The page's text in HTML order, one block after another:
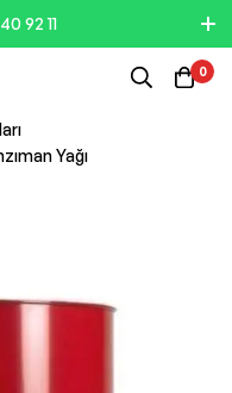
92 11
0
Yağı